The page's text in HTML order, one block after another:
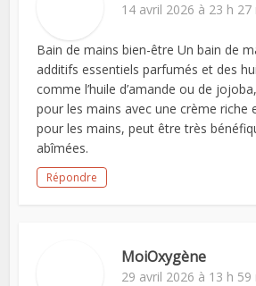
14 avril 2026 à 23 h 27
Bain de mains bien-être Un bain de
additifs essentiels parfumés et des
comme l’huile d’amande ou de
pour les mains avec une crème riche
pour les mains, peut être très
abîmées.
Répondre
MoiOxygène
29 avril 2026 à 13 h 59